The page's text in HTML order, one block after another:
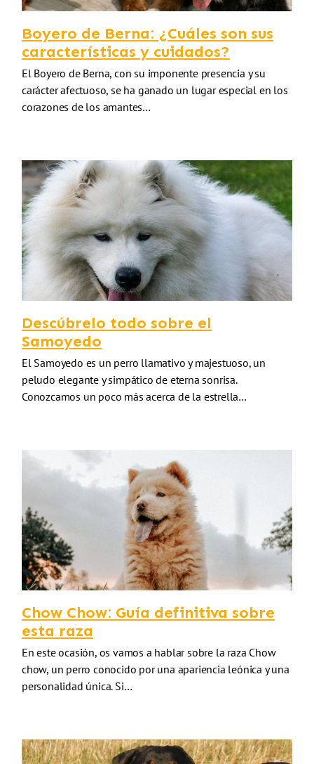
Boyero de Berna: ¿Cuáles son sus
características y cuidados?
El Boyero de Berna, con su imponente presencia y su
carácter afectuoso, se ha ganado un lugar especial en los
corazones de los amantes…
Descúbrelo todo sobre el
Samoyedo
El Samoyedo es un perro llamativo y majestuoso, un
peludo elegante y simpático de eterna sonrisa.
Conozcamos un poco más acerca de la estrella…
Chow Chow: Guía definitiva sobre
esta raza
En este ocasión, os vamos a hablar sobre la raza Chow
chow, un perro conocido por una apariencia leónica y una
personalidad única. Si…